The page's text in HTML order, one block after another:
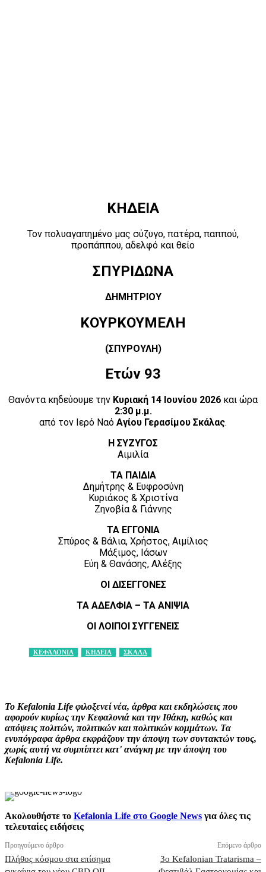
ΚΗΔΕΙΑ
Τον πολυαγαπημένο μας σύζυγο, πατέρα, παππού,
προπάππου, αδελφό και θείο
ΣΠΥΡΙΔΩΝΑ
ΔΗΜΗΤΡΙΟΥ
ΚΟΥΡΚΟΥΜΕΛΗ
(ΣΠΥΡΟΥΛΗ)
Ετών 93
Θανόντα κηδεύουμε την Κυριακή 14 Ιουνίου 2026 και ώρα
2:30 μ.μ.
από τον Ιερό Ναό Αγίου Γερασίμου Σκάλας.
Η ΣΥΖΥΓΟΣ
Αιμιλία
ΤΑ ΠΑΙΔΙΑ
Δημήτρης & Ευφροσύνη
Κυριάκος & Χριστίνα
Ζηνοβία & Γιάννης
ΤΑ ΕΓΓΟΝΙΑ
Σπύρος & Βάλια, Χρήστος, Αιμίλιος
Μάξιμος, Ιάσων
Εύη & Θανάσης, Αλέξης
ΟΙ ΔΙΣΕΓΓΟΝΕΣ
ΤΑ ΑΔΕΛΦΙΑ – ΤΑ ΑΝΙΨΙΑ
ΟΙ ΛΟΙΠΟΙ ΣΥΓΓΕΝΕΙΣ
ΚΕΦΑΛΟΝΙΑ ΚΗΔΕΙΑ ΣΚΑΛΑ
Το Kefalonia Life φιλοξενεί νέα, άρθρα και εκδηλώσεις που
αφορούν κυρίως την Κεφαλονιά και την Ιθάκη, καθώς και
απόψεις πολιτών, πολιτικών και πολιτικών κομμάτων. Τα
ενυπόγραφα άρθρα εκφράζουν την άποψη των συντακτών τους,
χωρίς αυτή να συμπίπτει κατ' ανάγκη με την άποψη του
Kefalonia Life.
Ακολουθήστε το Kefalonia Life στο Google News για όλες τις
τελευταίες ειδήσεις
Προηγούμενο άρθρο
Πλήθος κόσμου στα επίσημα
Επόμενο άρθρο
3o Kefalonian Tratarisma –